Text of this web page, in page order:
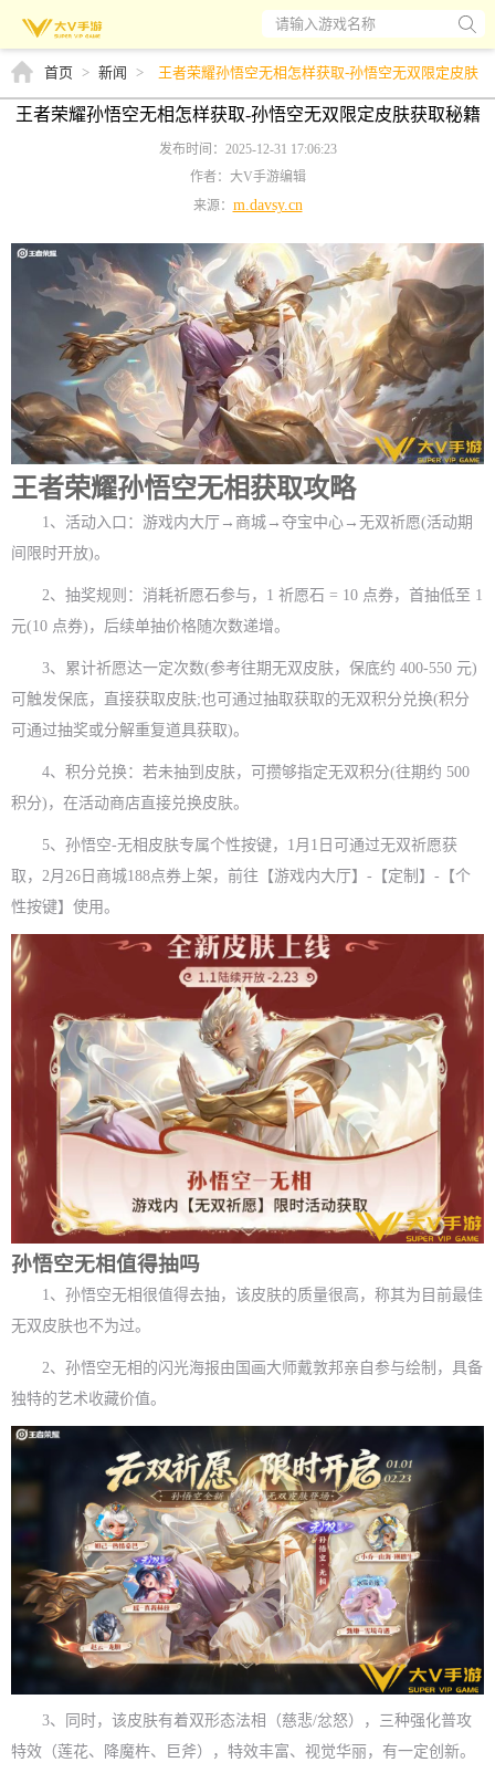
请输入游戏名称
首页 > 新闻 >
王者荣耀孙悟空无相怎样获取-孙悟空无双限定皮肤
获取秘籍
王者荣耀孙悟空无相怎样获取-孙悟空无双限定皮肤获取秘籍
发布时间：2025-12-31 17:06:23
作者：大V手游编辑
来源： m.davsy.cn
王者荣耀孙悟空无相获取攻略
1、活动入口：游戏内大厅→商城→夺宝中心→无双祈愿(活动期
间限时开放)。
2、抽奖规则：消耗祈愿石参与，1 祈愿石 = 10 点券，首抽低至 1
元(10 点券)，后续单抽价格随次数递增。
3、累计祈愿达一定次数(参考往期无双皮肤，保底约 400-550 元)
可触发保底，直接获取皮肤;也可通过抽取获取的无双积分兑换(积分
可通过抽奖或分解重复道具获取)。
4、积分兑换：若未抽到皮肤，可攒够指定无双积分(往期约 500
积分)，在活动商店直接兑换皮肤。
5、孙悟空-无相皮肤专属个性按键，1月1日可通过无双祈愿获
取，2月26日商城188点券上架，前往【游戏内大厅】-【定制】-【个
性按键】使用。
孙悟空无相值得抽吗
1、孙悟空无相很值得去抽，该皮肤的质量很高，称其为目前最佳
无双皮肤也不为过。
2、孙悟空无相的闪光海报由国画大师戴敦邦亲自参与绘制，具备
独特的艺术收藏价值。
3、同时，该皮肤有着双形态法相（慈悲/忿怒），三种强化普攻
特效（莲花、降魔杵、巨斧），特效丰富、视觉华丽，有一定创新。